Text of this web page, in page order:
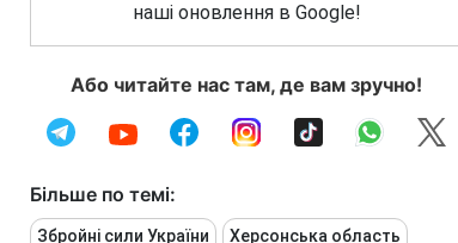
наші оновлення в Google!
Або читайте нас там, де вам зручно!
Більше по темі:
Збройні сили України Херсонська область